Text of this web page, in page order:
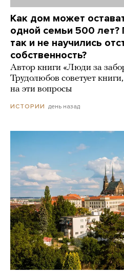
Как дом может
одной семьи 500 лет?
так и не научились
собственность?
Автор книги «Люди за
Трудолюбов советует
на эти вопросы
ИСТОРИИ день назад